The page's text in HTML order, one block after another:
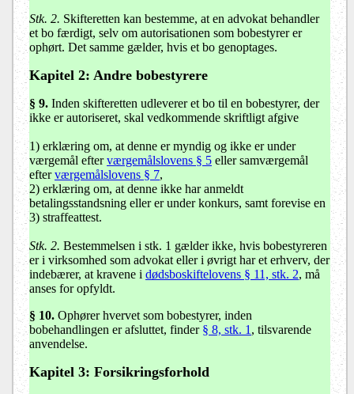
Stk. 2. Skifteretten kan bestemme, at en advokat behandler
et bo færdigt, selv om autorisationen som bobestyrer er
ophørt. Det samme gælder, hvis et bo genoptages.
Kapitel 2: Andre bobestyrere
§ 9. Inden skifteretten udleverer et bo til en bobestyrer, der
ikke er autoriseret, skal vedkommende skriftligt afgive
1) erklæring om, at denne er myndig og ikke er under
værgemål efterværgemålslovens § 5 eller samværgemål
efterværgemålslovens § 7,
2) erklæring om, at denne ikke har anmeldt
betalingsstandsning eller er under konkurs, samt forevise en
3) straffeattest.
Stk. 2. Bestemmelsen i stk. 1 gælder ikke, hvis bobestyreren
er i virksomhed som advokat eller i øvrigt har et erhverv, der
indebærer, at kravene i dødsboskiftelovens § 11, stk. 2, må
anses for opfyldt.
§ 10. Ophører hvervet som bobestyrer, inden
bobehandlingen er afsluttet, finder § 8, stk. 1, tilsvarende
anvendelse.
Kapitel 3: Forsikringsforhold